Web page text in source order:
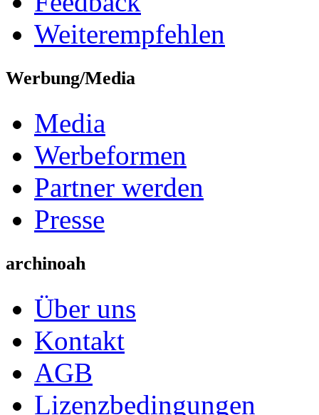
Weiterempfehlen
Werbung/Media
Media
Werbeformen
Partner werden
Presse
archinoah
Über uns
Kontakt
AGB
Lizenzbedingungen